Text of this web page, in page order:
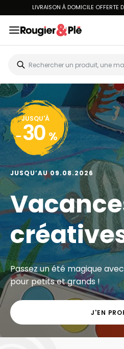
LIVRAISON À DOMICILE OFFERTE
JUSQU'À
- 30 %
JUSQU’AU 09.08.2026
Passez un été magique
pour petits et grands !
J'EN